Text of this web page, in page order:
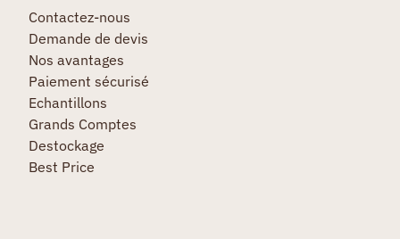
Contactez-nous
Demande de devis
Nos avantages
Paiement sécurisé
Echantillons
Grands Comptes
Destockage
Best Price